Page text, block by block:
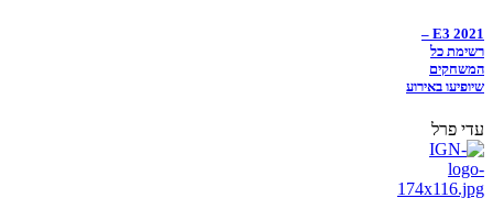
E3 2021 –
רשימת כל
המשחקים
שיופיעו באירוע
עדי פרל